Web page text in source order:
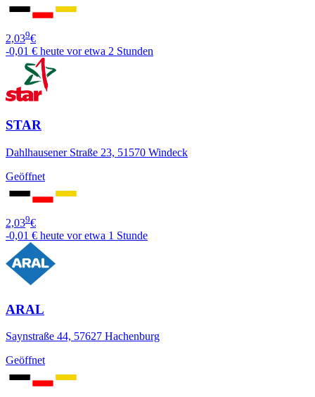
2,039€
-0,01 € heute vor etwa 2 Stunden
STAR
Dahlhausener Straße 23, 51570 Windeck
Geöffnet
2,039€
-0,01 € heute vor etwa 1 Stunde
ARAL
Saynstraße 44, 57627 Hachenburg
Geöffnet